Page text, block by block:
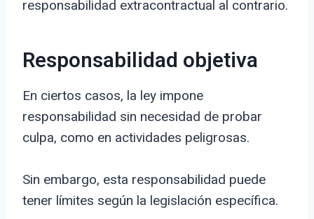
responsabilidad extracontractual al contrario.
Responsabilidad objetiva
En ciertos casos, la ley impone
responsabilidad sin necesidad de probar
culpa, como en actividades peligrosas.
Sin embargo, esta responsabilidad puede
tener límites según la legislación específica.